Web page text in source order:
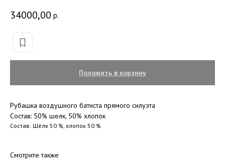
34000,00 р.
Положить в корзину
Рубашка воздушного батиста прямого силуэта
Состав: 50% шелк, 50% хлопок
Состав: Шёлк 50 %, хлопок 50 %
Смотрите также